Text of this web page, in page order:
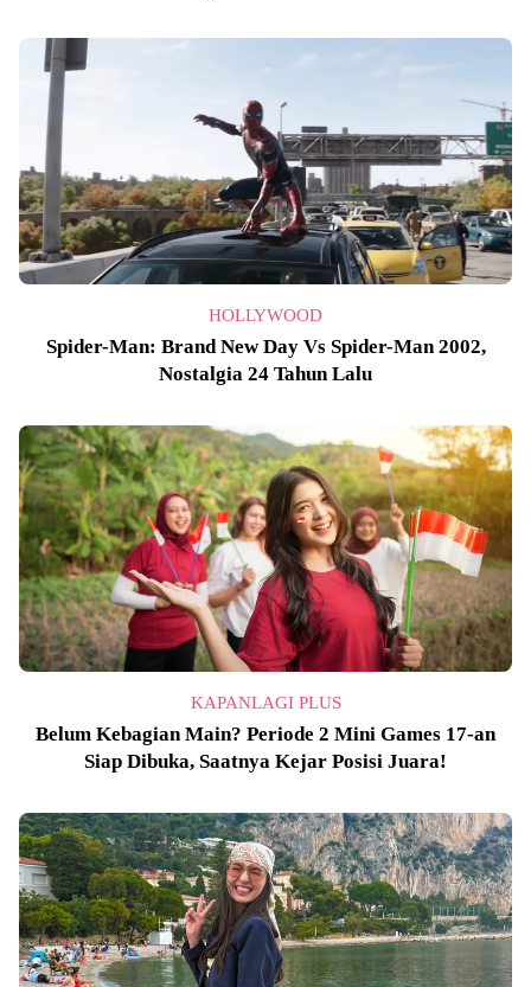
HOLLYWOOD
Spider-Man: Brand New Day Vs Spider-Man 2002,
Nostalgia 24 Tahun Lalu
KAPANLAGI PLUS
Belum Kebagian Main? Periode 2 Mini Games 17-an
Siap Dibuka, Saatnya Kejar Posisi Juara!